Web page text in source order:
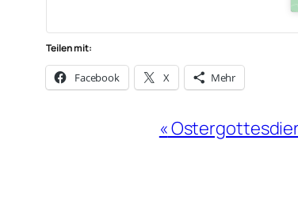
Teilen mit:
Facebook X Mehr
Veranstaltung-«